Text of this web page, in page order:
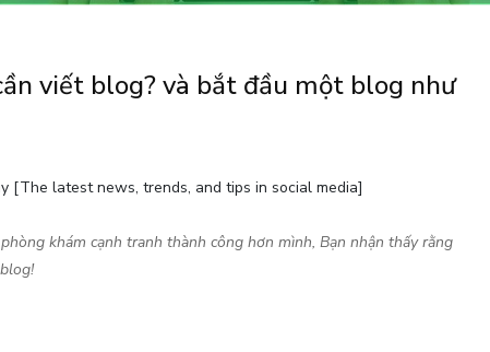
viết blog? và bắt đầu một blog như
[The latest news, trends, and tips in social media]
khám cạnh tranh thành công hơn mình, Bạn nhận thấy rằng